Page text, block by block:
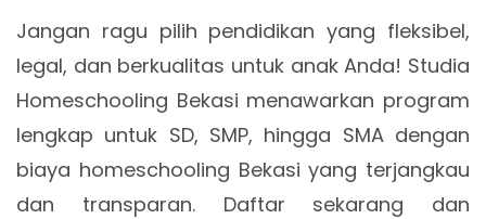
Jangan ragu pilih pendidikan yang fleksibel,
legal, dan berkualitas untuk anak Anda! Studia
Homeschooling Bekasi menawarkan program
lengkap untuk SD, SMP, hingga SMA dengan
biaya homeschooling Bekasi yang terjangkau
dan transparan. Daftar sekarang dan